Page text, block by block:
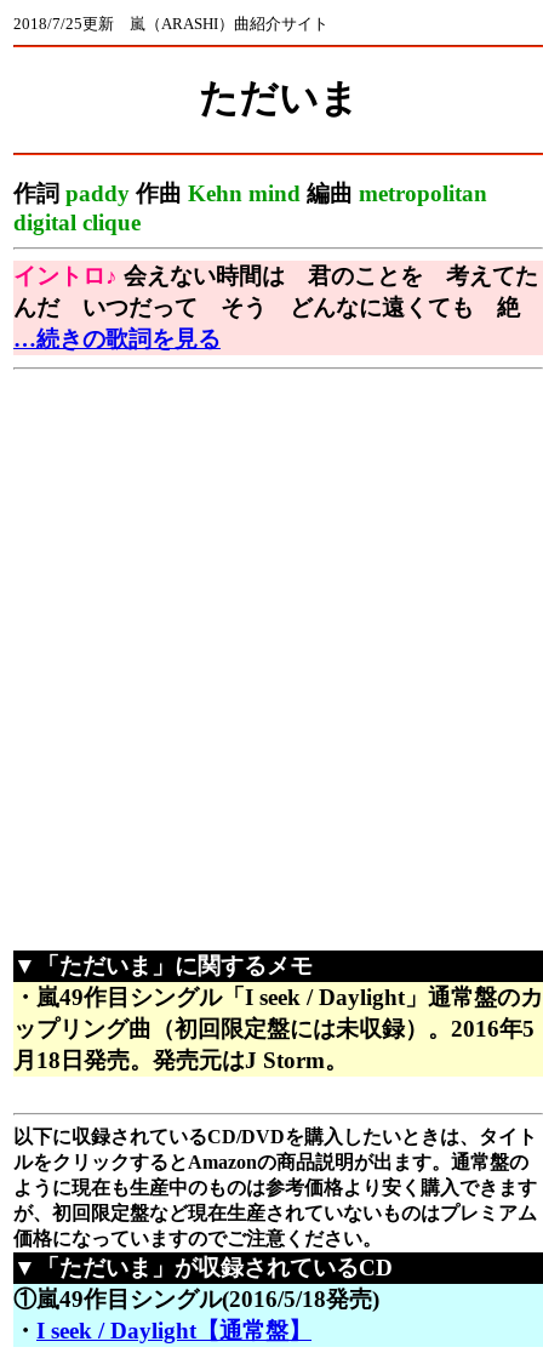
2018/7/25更新 嵐（ARASHI）曲紹介サイト
ただいま
作詞 paddy 作曲 Kehn mind 編曲 metropolitan
digital clique
イントロ♪ 会えない時間は 君のことを 考えてた
んだ いつだって そう どんなに遠くても 絶
…続きの歌詞を見る
▼「ただいま」に関するメモ
・嵐49作目シングル「I seek / Daylight」通常盤のカ
ップリング曲（初回限定盤には未収録）。2016年5
月18日発売。発売元はJ Storm。
以下に収録されているCD/DVDを購入したいときは、タイト
ルをクリックするとAmazonの商品説明が出ます。通常盤の
ように現在も生産中のものは参考価格より安く購入できます
が、初回限定盤など現在生産されていないものはプレミアム
価格になっていますのでご注意ください。
▼「ただいま」が収録されているCD
①嵐49作目シングル(2016/5/18発売)
・ I seek / Daylight【通常盤】